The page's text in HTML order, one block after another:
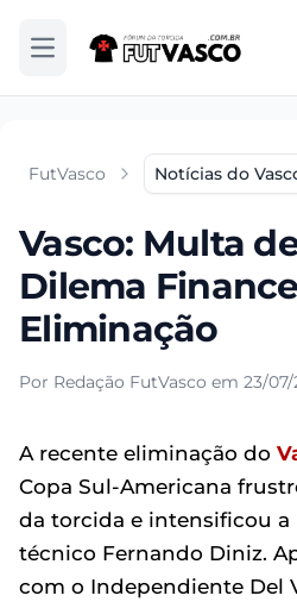
Abrir menu
FutVasco Notícias do
Vasco: Multa
Dilema
Eliminação
Por Redação FutVasco em 23/07/
A recente eliminação do
Copa Sul-Americana
da torcida e intensificou a
técnico Fernando Diniz.
com o Independiente Del